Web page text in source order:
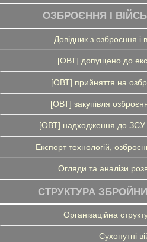
ОЗБРОЄННЯ І
Довідник з озброєння і
[ОВТ] допущено до
[ОВТ] прийняття на
[ОВТ] закупівля
[ОВТ] надходження до ЗСУ
Експорт технологій,
Огляди та аналізи
СТРУКТУРА
Організаційна
Сухопутні